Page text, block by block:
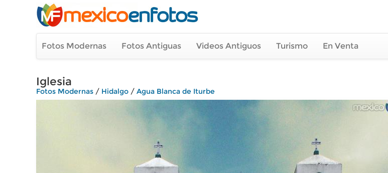
Fotos Modernas Fotos Antiguas Videos Antiguos Turismo En Venta
Iglesia
Fotos Modernas / Hidalgo / Agua Blanca de Iturbe